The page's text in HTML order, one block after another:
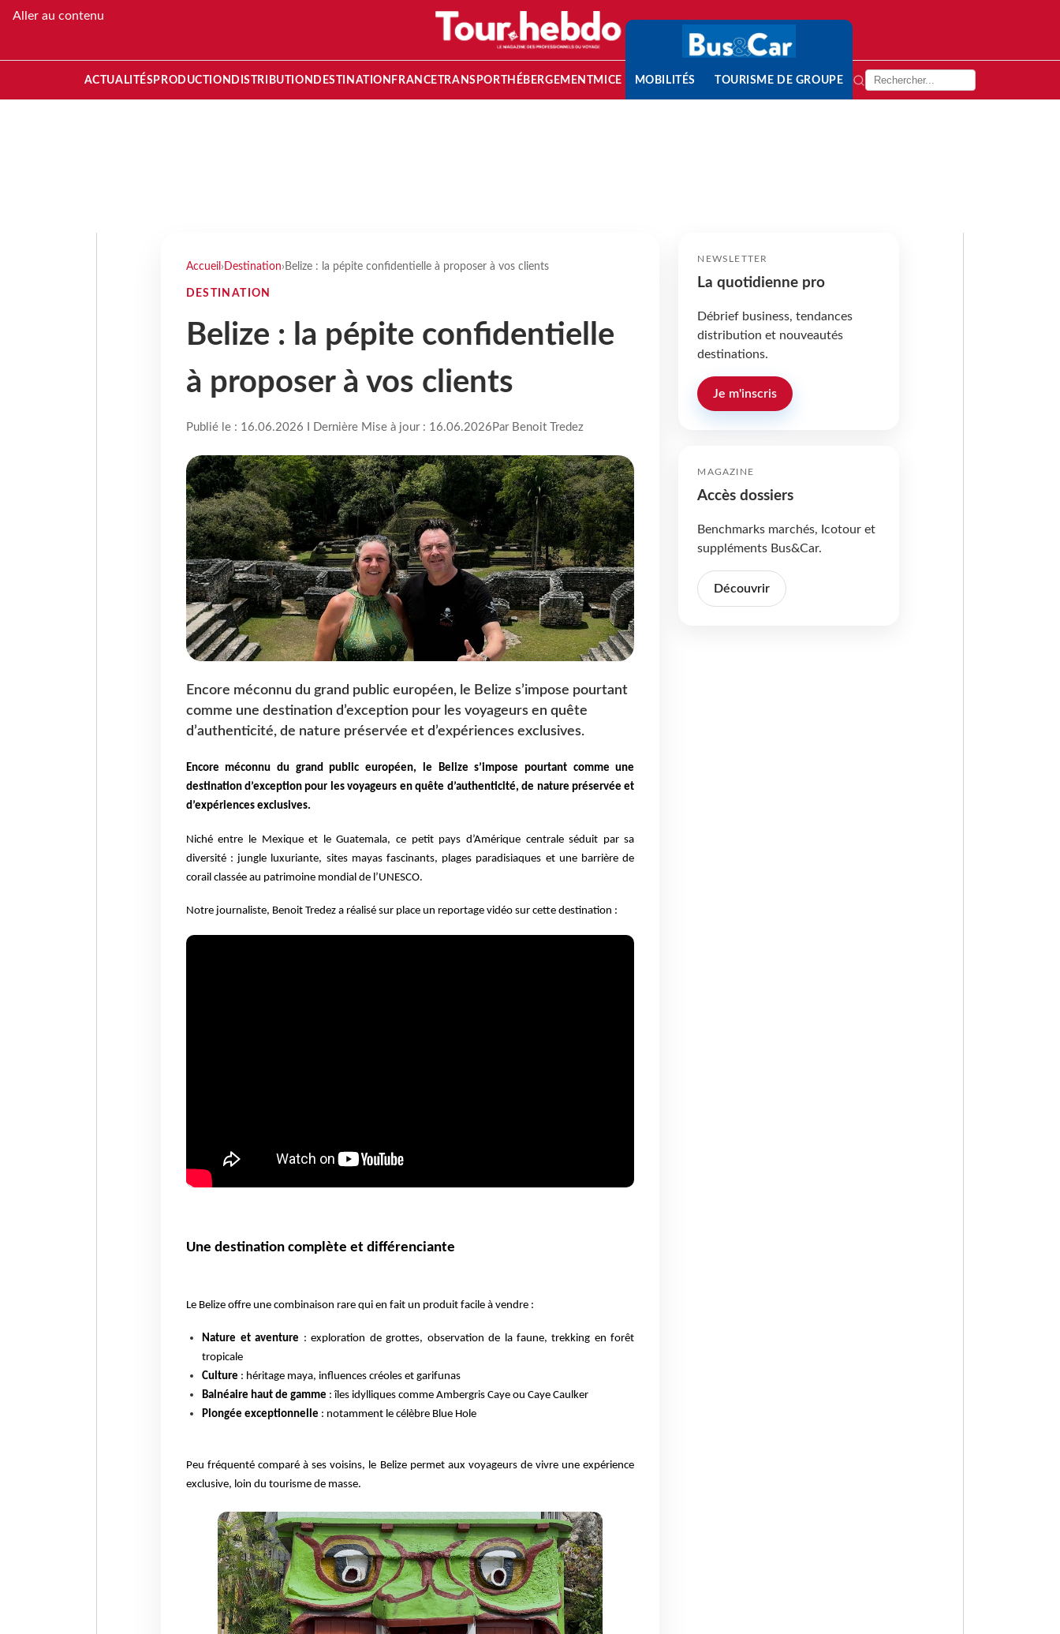
Aller au contenu
ACTUALITÉS PRODUCTION DISTRIBUTION DESTINATION FRANCETRANSPORT HÉBERGEMENTMICE MOBILITÉS TOURISME DE GROUPE
Accueil › Destination› Belize : la pépite confidentielle à proposer à vos clients
DESTINATION
Belize : la pépite confidentielle
à proposer à vos clients
Publié le : 16.06.2026 I Dernière Mise à jour : 16.06.2026 Par Benoit Tredez
Encore méconnu du grand public européen, le Belize s’impose pourtant
comme une destination d’exception pour les voyageurs en quête
d’authenticité, de nature préservée et d’expériences exclusives.
Encore méconnu du grand public européen, le Belize s’impose pourtant comme une
destination d’exception pour les voyageurs en quête d’authenticité, de nature préservée et
d’expériences exclusives.
Niché entre le Mexique et le Guatemala, ce petit pays d’Amérique centrale séduit par sa
diversité : jungle luxuriante, sites mayas fascinants, plages paradisiaques et une barrière de
corail classée au patrimoine mondial de l’UNESCO.
Notre journaliste, Benoit Tredez a réalisé sur place un reportage vidéo sur cette destination :
Une destination complète et différenciante
Le Belize offre une combinaison rare qui en fait un produit facile à vendre :
Nature et aventure : exploration de grottes, observation de la faune, trekking en forêt
tropicale
Culture : héritage maya, influences créoles et garifunas
Balnéaire haut de gamme : îles idylliques comme Ambergris Caye ou Caye Caulker
Plongée exceptionnelle : notamment le célèbre Blue Hole
Peu fréquenté comparé à ses voisins, le Belize permet aux voyageurs de vivre une expérience
exclusive, loin du tourisme de masse.
NEWSLETTER
La quotidienne pro
Débrief business, tendances
distribution et nouveautés
destinations.
Je m'inscris
MAGAZINE
Accès dossiers
Benchmarks marchés, Icotour et
suppléments Bus&Car.
Découvrir